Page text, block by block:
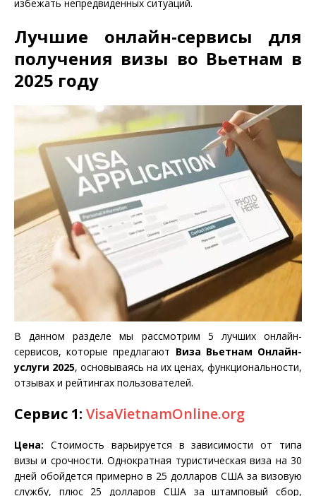
избежать непредвиденных ситуаций.
Лучшие онлайн-сервисы для
получения визы во Вьетнам в
2025 году
В данном разделе мы рассмотрим 5 лучших онлайн-
сервисов, которые предлагают Виза Вьетнам Онлайн-
услуги 2025, основываясь на их ценах, функциональности,
отзывах и рейтингах пользователей.
Сервис 1: VisaVietnamOnline.org
Цена: Стоимость варьируется в зависимости от типа
визы и срочности. Однократная туристическая виза на 30
дней обойдется примерно в 25 долларов США за визовую
службу, плюс 25 долларов США за штамповый сбор,